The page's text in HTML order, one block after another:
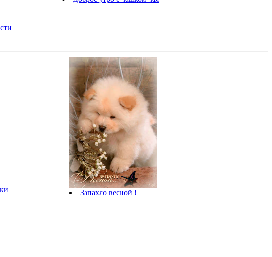
Запахло весной !